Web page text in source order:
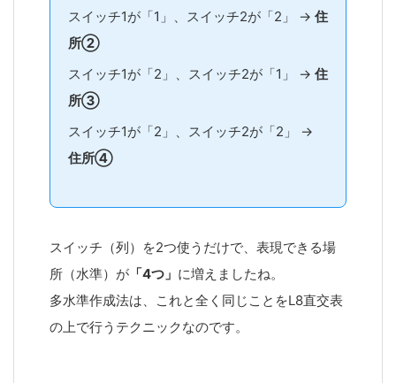
スイッチ1が「1」、スイッチ2が「2」 → 住
所②
スイッチ1が「2」、スイッチ2が「1」 → 住
所③
スイッチ1が「2」、スイッチ2が「2」 →
住所④
スイッチ（列）を2つ使うだけで、表現できる場
所（水準）が 「4つ」 に増えましたね。
多水準作成法は、これと全く同じことをL8直交表
の上で行うテクニックなのです。